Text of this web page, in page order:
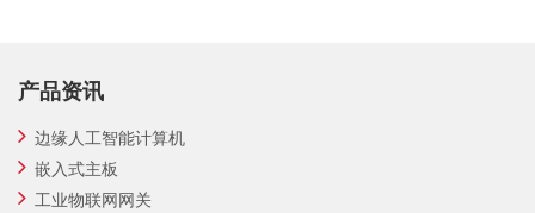
产品资讯
边缘人工智能计算机
嵌入式主板
工业物联网网关